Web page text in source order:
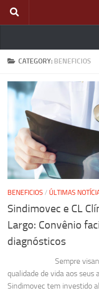
Skip to content
CATEGORY: BENEFICIOS
BENEFICIOS / ÚLTIMAS
Sindimovec e CL
Largo: Convênio
diagnósticos
Sempre visando
qualidade de vida aos seus
Sindimovec tem investido